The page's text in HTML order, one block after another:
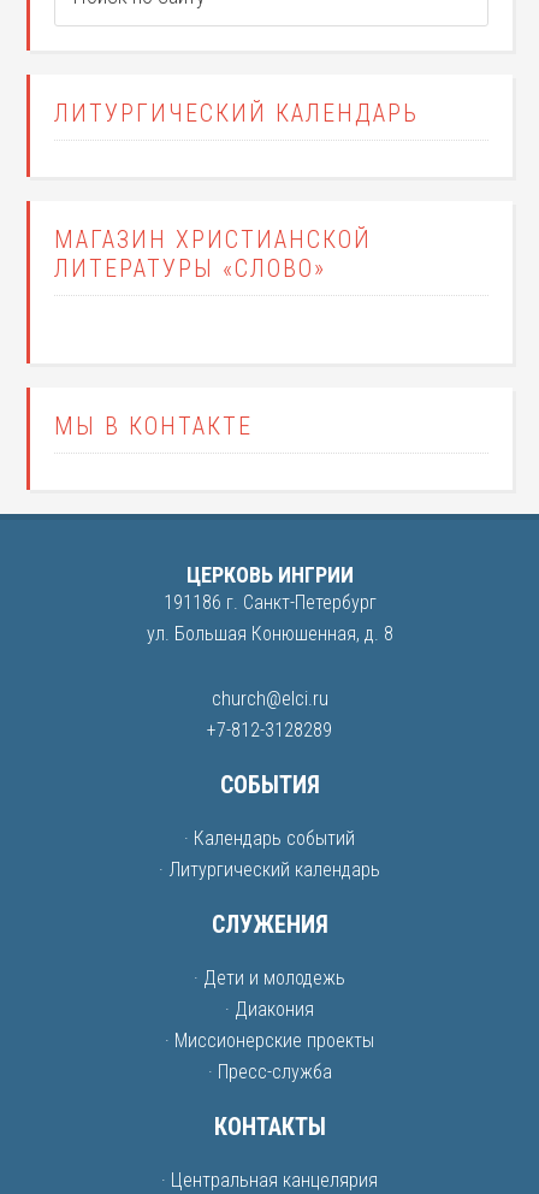
ЛИТУРГИЧЕСКИЙ КАЛЕНДАРЬ
МАГАЗИН ХРИСТИАНСКОЙ
ЛИТЕРАТУРЫ «СЛОВО»
МЫ В КОНТАКТЕ
ЦЕРКОВЬ ИНГРИИ
191186 г. Санкт-Петербург
ул. Большая Конюшенная, д. 8
church@elci.ru
+7-812-3128289
СОБЫТИЯ
· Календарь событий
· Литургический календарь
СЛУЖЕНИЯ
· Дети и молодежь
· Диакония
· Миссионерские проекты
· Пресс-служба
КОНТАКТЫ
· Центральная канцелярия